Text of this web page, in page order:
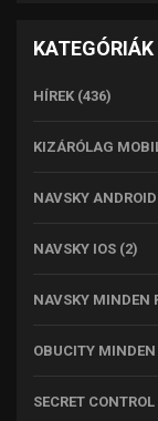
KATEGÓRIÁK
HÍREK (436)
KIZÁRÓLAG
NAVSKY ANDROID
NAVSKY IOS (2)
NAVSKY MINDEN
OBUCITY
SECRET